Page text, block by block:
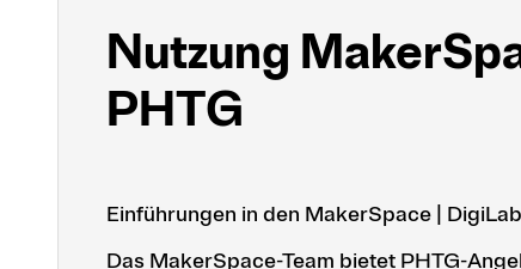
Nutzung
PHTG
Einführungen in den MakerSpace | DigiLab
Das MakerSpace-Team bietet PHTG-